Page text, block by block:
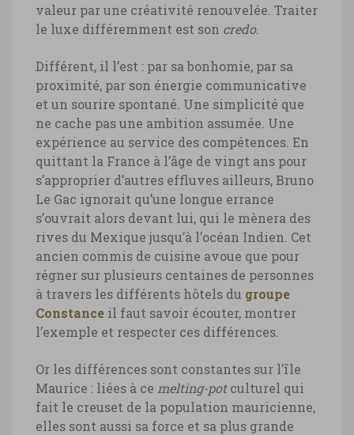
valeur par une créativité renouvelée. Traiter
le luxe différemment est son credo.
Différent, il l’est : par sa bonhomie, par sa
proximité, par son énergie communicative
et un sourire spontané. Une simplicité que
ne cache pas une ambition assumée. Une
expérience au service des compétences. En
quittant la France à l’âge de vingt ans pour
s’approprier d’autres effluves ailleurs, Bruno
Le Gac ignorait qu’une longue errance
s’ouvrait alors devant lui, qui le mènera des
rives du Mexique jusqu’à l’océan Indien. Cet
ancien commis de cuisine avoue que pour
régner sur plusieurs centaines de personnes
à travers les différents hôtels du groupe
Constance il faut savoir écouter, montrer
l’exemple et respecter ces différences.
Or les différences sont constantes sur l’île
Maurice : liées à ce melting-potculturel qui
fait le creuset de la population mauricienne,
elles sont aussi sa force et sa plus grande